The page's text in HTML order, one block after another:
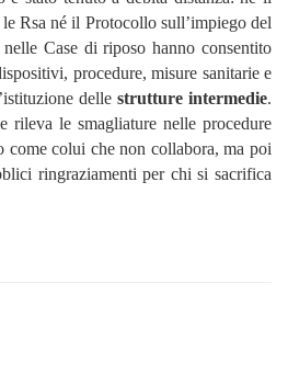
Rsa né il Protocollo sull’impiego del
Case di riposo hanno consentito
procedure, misure sanitarie e
dellestrutture intermedie.
rileva le smagliature nelle procedure
come colui che non collabora, ma poi
ringraziamenti per chi si sacrifica